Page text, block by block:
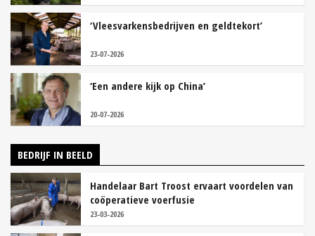
‘Vleesvarkensbedrijven en geldtekort’
23-07-2026
‘Een andere kijk op China’
20-07-2026
BEDRIJF IN BEELD
Handelaar Bart Troost ervaart voordelen van
coöperatieve voerfusie
23-03-2026